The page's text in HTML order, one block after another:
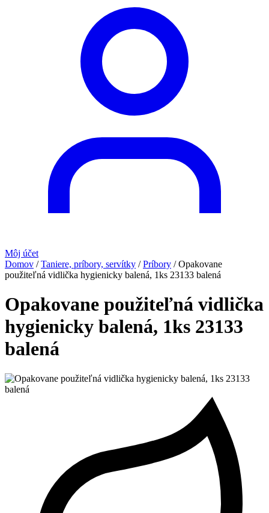
Môj účet
Domov /Taniere, príbory, servítky /Príbory /Opakovane
použiteľná vidlička hygienicky balená, 1ks 23133 balená
Opakovane použiteľná vidlička
hygienicky balená, 1ks 23133
balená